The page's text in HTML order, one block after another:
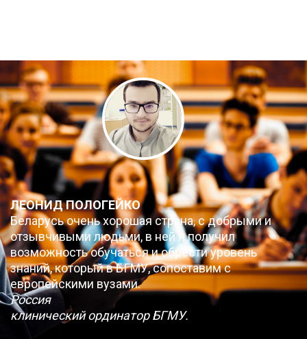
ЛЕОНИД ПОЛОГЕЙКО
Беларусь очень хорошая страна, с добрыми и
отзывчивыми людьми, в ней я получил
возможность обучаться и обрести уровень
знаний, который в БГМУ, сопоставим с
европейскими вузами.
Россия
клинический ординатор БГМУ.